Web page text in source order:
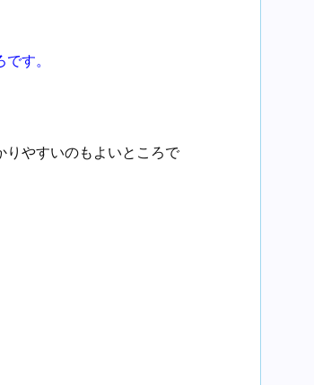
す。
りやすいのもよいところで